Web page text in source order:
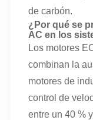
de carbón.
¿Por qué se
AC en los
Los motores
combinan la
motores de
control de
entre un 40 %